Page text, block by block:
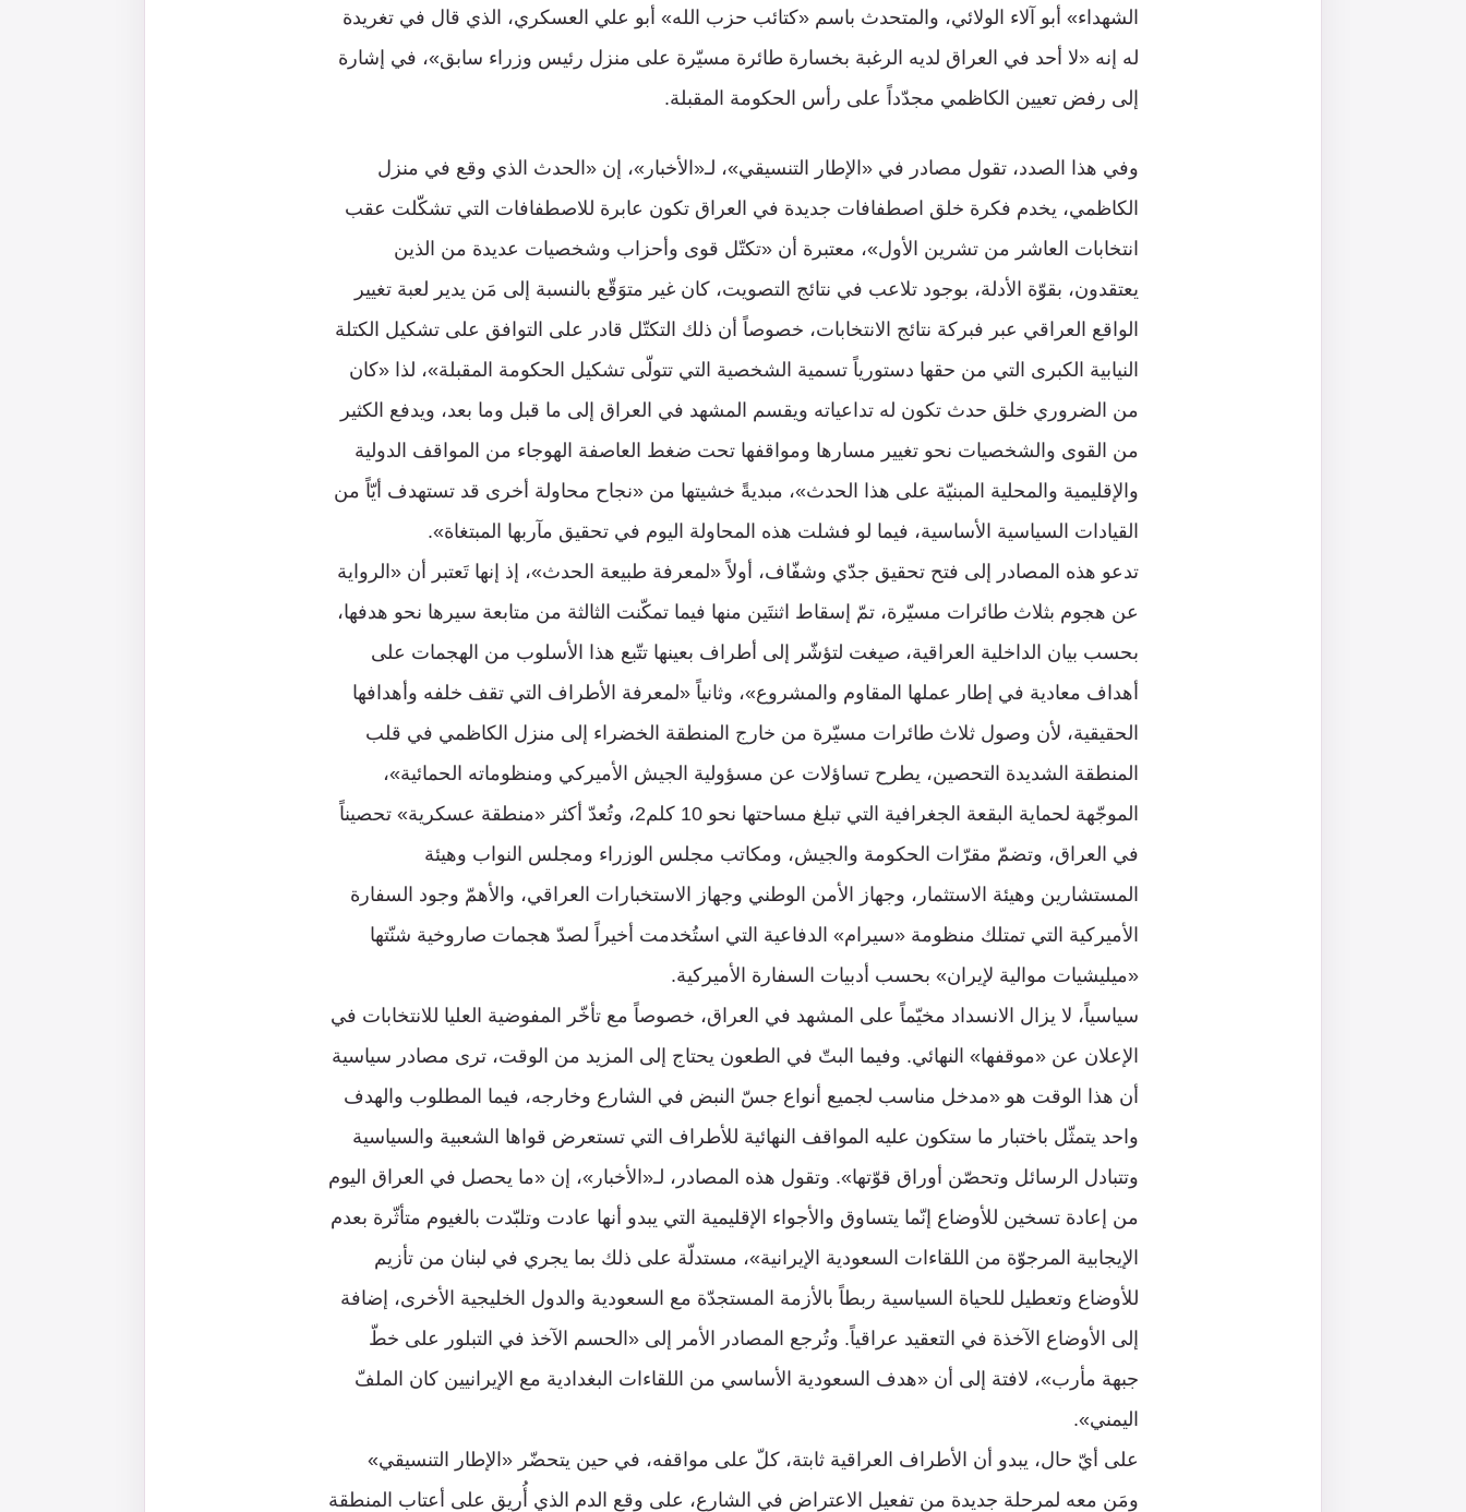
الشهداء» أبو آلاء الولائي، والمتحدث باسم «كتائب حزب الله» أبو علي العسكري، الذي قال في تغريدة
له إنه «لا أحد في العراق لديه الرغبة بخسارة طائرة مسيّرة على منزل رئيس وزراء سابق»، في إشارة
إلى رفض تعيين الكاظمي مجدّداً على رأس الحكومة المقبلة.
وفي هذا الصدد، تقول مصادر في «الإطار التنسيقي»، لـ«الأخبار»، إن «الحدث الذي وقع في منزل
الكاظمي، يخدم فكرة خلق اصطفافات جديدة في العراق تكون عابرة للاصطفافات التي تشكّلت عقب
انتخابات العاشر من تشرين الأول»، معتبرة أن «تكتّل قوى وأحزاب وشخصيات عديدة من الذين
يعتقدون، بقوّة الأدلة، بوجود تلاعب في نتائج التصويت، كان غير متوَقّع بالنسبة إلى مَن يدير لعبة تغيير
الواقع العراقي عبر فبركة نتائج الانتخابات، خصوصاً أن ذلك التكتّل قادر على التوافق على تشكيل الكتلة
النيابية الكبرى التي من حقها دستورياً تسمية الشخصية التي تتولّى تشكيل الحكومة المقبلة»، لذا «كان
من الضروري خلق حدث تكون له تداعياته ويقسم المشهد في العراق إلى ما قبل وما بعد، ويدفع الكثير
من القوى والشخصيات نحو تغيير مسارها ومواقفها تحت ضغط العاصفة الهوجاء من المواقف الدولية
والإقليمية والمحلية المبنيّة على هذا الحدث»، مبديةً خشيتها من «نجاح محاولة أخرى قد تستهدف أيّاً من
القيادات السياسية الأساسية، فيما لو فشلت هذه المحاولة اليوم في تحقيق مآربها المبتغاة».
تدعو هذه المصادر إلى فتح تحقيق جدّي وشفّاف، أولاً «لمعرفة طبيعة الحدث»، إذ إنها تَعتبر أن «الرواية
عن هجوم بثلاث طائرات مسيّرة، تمّ إسقاط اثنتَين منها فيما تمكّنت الثالثة من متابعة سيرها نحو هدفها،
بحسب بيان الداخلية العراقية، صيغت لتؤشّر إلى أطراف بعينها تتّبع هذا الأسلوب من الهجمات على
أهداف معادية في إطار عملها المقاوم والمشروع»، وثانياً «لمعرفة الأطراف التي تقف خلفه وأهدافها
الحقيقية، لأن وصول ثلاث طائرات مسيّرة من خارج المنطقة الخضراء إلى منزل الكاظمي في قلب
المنطقة الشديدة التحصين، يطرح تساؤلات عن مسؤولية الجيش الأميركي ومنظوماته الحمائية»،
الموجّهة لحماية البقعة الجغرافية التي تبلغ مساحتها نحو 10 كلم2، وتُعدّ أكثر «منطقة عسكرية» تحصيناً
في العراق، وتضمّ مقرّات الحكومة والجيش، ومكاتب مجلس الوزراء ومجلس النواب وهيئة
المستشارين وهيئة الاستثمار، وجهاز الأمن الوطني وجهاز الاستخبارات العراقي، والأهمّ وجود السفارة
الأميركية التي تمتلك منظومة «سيرام» الدفاعية التي استُخدمت أخيراً لصدّ هجمات صاروخية شنّتها
«ميليشيات موالية لإيران» بحسب أدبيات السفارة الأميركية.
سياسياً، لا يزال الانسداد مخيّماً على المشهد في العراق، خصوصاً مع تأخّر المفوضية العليا للانتخابات في
الإعلان عن «موقفها» النهائي. وفيما البتّ في الطعون يحتاج إلى المزيد من الوقت، ترى مصادر سياسية
أن هذا الوقت هو «مدخل مناسب لجميع أنواع جسّ النبض في الشارع وخارجه، فيما المطلوب والهدف
واحد يتمثّل باختبار ما ستكون عليه المواقف النهائية للأطراف التي تستعرض قواها الشعبية والسياسية
وتتبادل الرسائل وتحصّن أوراق قوّتها». وتقول هذه المصادر، لـ«الأخبار»، إن «ما يحصل في العراق اليوم
من إعادة تسخين للأوضاع إنّما يتساوق والأجواء الإقليمية التي يبدو أنها عادت وتلبّدت بالغيوم متأثّرة بعدم
الإيجابية المرجوّة من اللقاءات السعودية الإيرانية»، مستدلّة على ذلك بما يجري في لبنان من تأزيم
للأوضاع وتعطيل للحياة السياسية ربطاً بالأزمة المستجدّة مع السعودية والدول الخليجية الأخرى، إضافة
إلى الأوضاع الآخذة في التعقيد عراقياً. وتُرجع المصادر الأمر إلى «الحسم الآخذ في التبلور على خطّ
جبهة مأرب»، لافتة إلى أن «هدف السعودية الأساسي من اللقاءات البغدادية مع الإيرانيين كان الملفّ
اليمني».
على أيّ حال، يبدو أن الأطراف العراقية ثابتة، كلّ على مواقفه، في حين يتحضّر «الإطار التنسيقي»
ومَن معه لمرحلة جديدة من تفعيل الاعتراض في الشارع، على وقع الدم الذي أُريق على أعتاب المنطقة